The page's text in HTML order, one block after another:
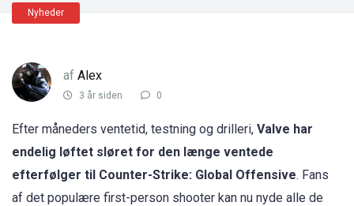
Nyheder
af Alex
3 år siden 0
Efter måneders ventetid, testning og drilleri, Valve har
endelig løftet sløret for den længe ventede
efterfølger til Counter-Strike: Global Offensive. Fans
af det populære first-person shooter kan nu nyde alle de